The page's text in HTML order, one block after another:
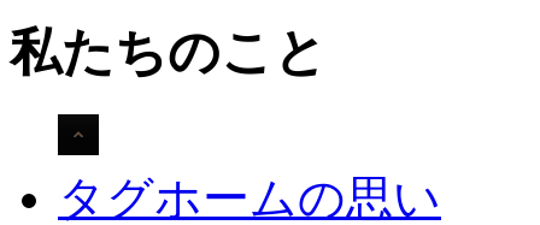
私たちのこと
タグホームの思い